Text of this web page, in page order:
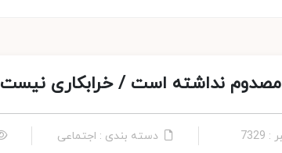
نداشته است / خرابکاری نیست
دسته بندی : اجتماعی